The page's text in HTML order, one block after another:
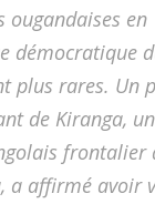
ougandaises en
démocratique
plus rares. Un
de Kiranga, un
frontalier
a affirmé avoir